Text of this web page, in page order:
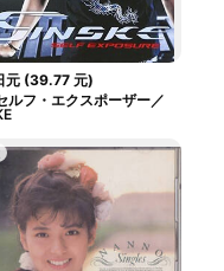
元 (39.77 元)
ルフ・エクスポーザー／